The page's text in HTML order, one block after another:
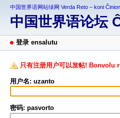
中国世界语网站绿网 Verda Reto – koni
中国世界语论坛
登录 ensalutu
只有注册用户可以发帖!
用户名: uzanto
密码: pasvorto